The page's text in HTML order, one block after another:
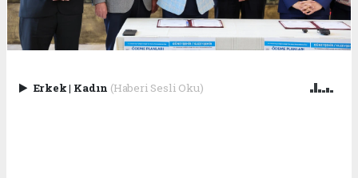
Erkek| Kadın (Haberi Sesli Oku)